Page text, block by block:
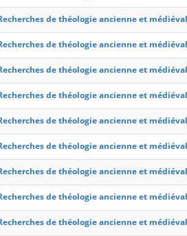
de théologie ancienne et
de théologie ancienne et
de théologie ancienne et
de théologie ancienne et
de théologie ancienne et
de théologie ancienne et
de théologie ancienne et
de théologie ancienne et
de théologie ancienne et